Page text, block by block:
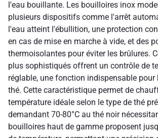
l'eau bouillante. Les bouilloires inox
plusieurs dispositifs comme l'arrêt
l'eau atteint l'ébullition, une protection
en cas de mise en marche à vide, et des
thermoisolantes pour éviter les brûlures.
plus sophistiqués offrent un contrôle de
réglable, une fonction indispensable pour
thé. Cette caractéristique permet de
température idéale selon le type de thé
demandant 70-80°C au thé noir
bouilloires haut de gamme proposent